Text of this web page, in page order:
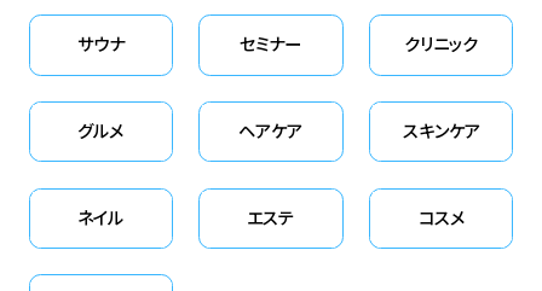
サウナ セミナー クリニック
グルメ ヘアケア スキンケア
ネイル エステ コスメ